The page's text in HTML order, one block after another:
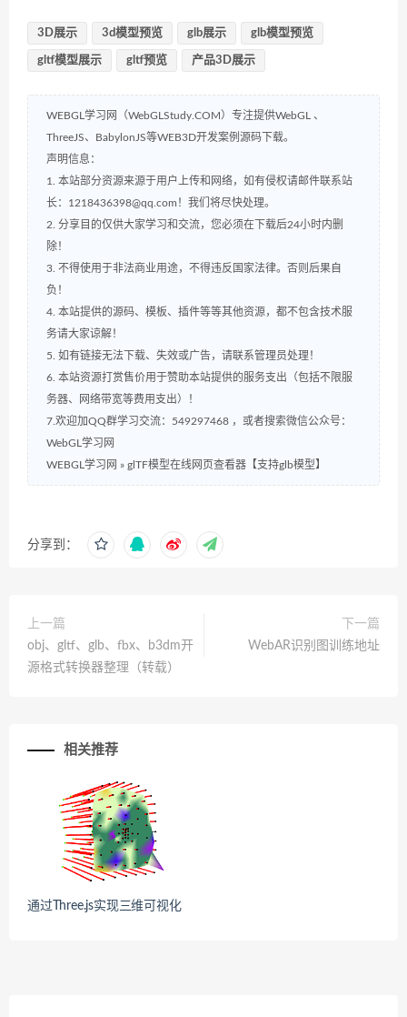
3D展示 3d模型预览 glb展示 glb模型预览
gltf模型展示 gltf预览 产品3D展示
WEBGL学习网（WebGLStudy.COM）专注提供WebGL 、
ThreeJS、BabylonJS等WEB3D开发案例源码下载。
声明信息：
1. 本站部分资源来源于用户上传和网络，如有侵权请邮件联系站
长：1218436398@qq.com！我们将尽快处理。
2. 分享目的仅供大家学习和交流，您必须在下载后24小时内删
除！
3. 不得使用于非法商业用途，不得违反国家法律。否则后果自
负！
4. 本站提供的源码、模板、插件等等其他资源，都不包含技术服
务请大家谅解！
5. 如有链接无法下载、失效或广告，请联系管理员处理！
6. 本站资源打赏售价用于赞助本站提供的服务支出（包括不限服
务器、网络带宽等费用支出）！
7.欢迎加QQ群学习交流：549297468 ，或者搜索微信公众号：
WebGL学习网
WEBGL学习网 » glTF模型在线网页查看器【支持glb模型】
分享到：
上一篇
obj、gltf、glb、fbx、b3dm开
源格式转换器整理（转载）
下一篇
WebAR识别图训练地址
相关推荐
通过Three.js实现三维可视化